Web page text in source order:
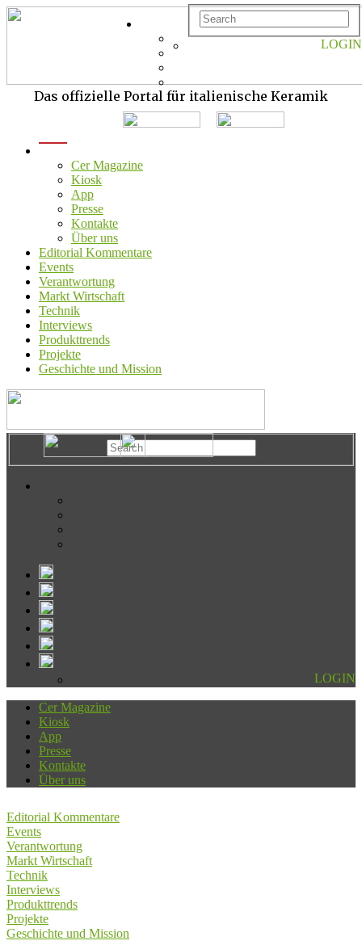
Das offizielle Portal für italienische Keramik
Cer Magazine
Kiosk
App
Presse
Kontakte
Über uns
Editorial Kommentare
Events
Verantwortung
Markt Wirtschaft
Technik
Interviews
Produkttrends
Projekte
Geschichte und Mission
LOGIN
LOGIN
Cer Magazine
Kiosk
App
Presse
Kontakte
Über uns
Editorial Kommentare
Events
Verantwortung
Markt Wirtschaft
Technik
Interviews
Produkttrends
Projekte
Geschichte und Mission